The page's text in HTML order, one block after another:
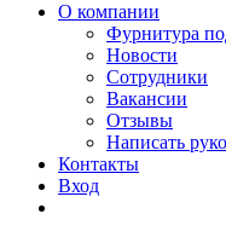
О компании
Фурнитура
Новости
Сотрудники
Вакансии
Отзывы
Написать
Контакты
Вход